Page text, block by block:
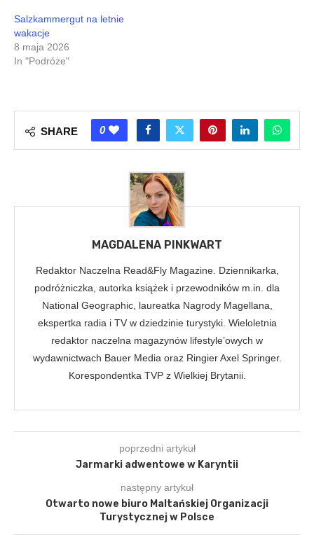
Salzkammergut na letnie
wakacje
8 maja 2026
In "Podróże"
SHARE 0
MAGDALENA PINKWART
Redaktor Naczelna Read&Fly Magazine. Dziennikarka,
podróżniczka, autorka książek i przewodników m.in. dla
National Geographic, laureatka Nagrody Magellana,
ekspertka radia i TV w dziedzinie turystyki. Wieloletnia
redaktor naczelna magazynów lifestyle’owych w
wydawnictwach Bauer Media oraz Ringier Axel Springer.
Korespondentka TVP z Wielkiej Brytanii.
poprzedni artykuł
Jarmarki adwentowe w Karyntii
następny artykuł
Otwarto nowe biuro Maltańskiej Organizacji
Turystycznej w Polsce